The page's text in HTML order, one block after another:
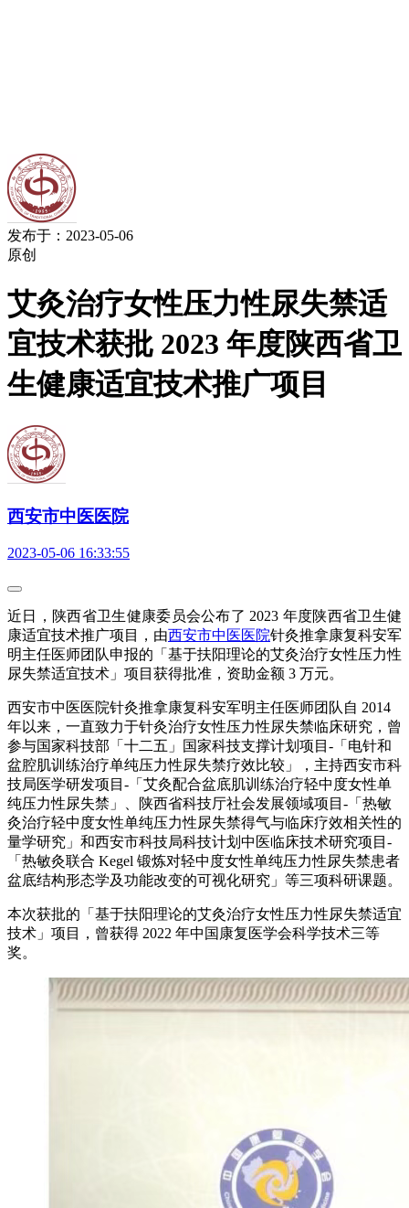
发布于：2023-05-06
原创
艾灸治疗女性压力性尿失禁适
宜技术获批 2023 年度陕西省卫
生健康适宜技术推广项目
西安市中医医院
2023-05-06 16:33:55
近日，陕西省卫生健康委员会公布了 2023 年度陕西省卫生健
康适宜技术推广项目，由西安市中医医院针灸推拿康复科安军
明主任医师团队申报的「基于扶阳理论的艾灸治疗女性压力性
尿失禁适宜技术」项目获得批准，资助金额 3 万元。
西安市中医医院针灸推拿康复科安军明主任医师团队自 2014
年以来，一直致力于针灸治疗女性压力性尿失禁临床研究，曾
参与国家科技部「十二五」国家科技支撑计划项目-「电针和
盆腔肌训练治疗单纯压力性尿失禁疗效比较」，主持西安市科
技局医学研发项目-「艾灸配合盆底肌训练治疗轻中度女性单
纯压力性尿失禁」、陕西省科技厅社会发展领域项目-「热敏
灸治疗轻中度女性单纯压力性尿失禁得气与临床疗效相关性的
量学研究」和西安市科技局科技计划中医临床技术研究项目-
「热敏灸联合 Kegel 锻炼对轻中度女性单纯压力性尿失禁患者
盆底结构形态学及功能改变的可视化研究」等三项科研课题。
本次获批的「基于扶阳理论的艾灸治疗女性压力性尿失禁适宜
技术」项目，曾获得 2022 年中国康复医学会科学技术三等
奖。